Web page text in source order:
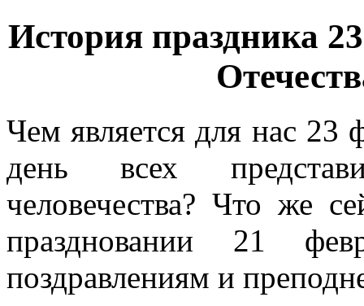
История праздника
Чем является для нас 23
день всех
человечества? Что же
праздновании 21
поздравлениям и